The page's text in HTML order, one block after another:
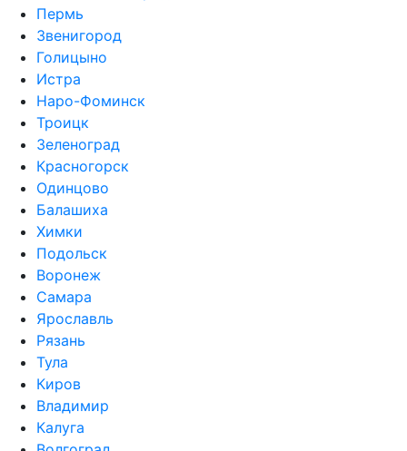
Пермь
Звенигород
Голицыно
Истра
Наро-Фоминск
Троицк
Зеленоград
Красногорск
Одинцово
Балашиха
Химки
Подольск
Воронеж
Самара
Ярославль
Рязань
Тула
Киров
Владимир
Калуга